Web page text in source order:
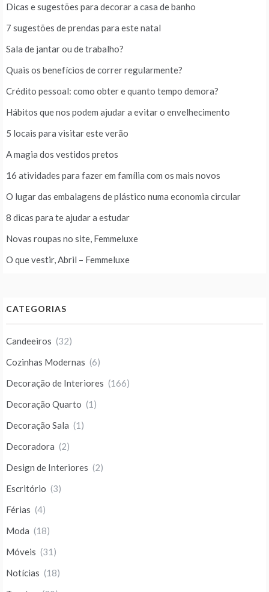
Dicas e sugestões para decorar a casa de banho
7 sugestões de prendas para este natal
Sala de jantar ou de trabalho?
Quais os benefícios de correr regularmente?
Crédito pessoal: como obter e quanto tempo demora?
Hábitos que nos podem ajudar a evitar o envelhecimento
5 locais para visitar este verão
A magia dos vestidos pretos
16 atividades para fazer em família com os mais novos
O lugar das embalagens de plástico numa economia circular
8 dicas para te ajudar a estudar
Novas roupas no site, Femmeluxe
O que vestir, Abril – Femmeluxe
CATEGORIAS
Candeeiros (32)
Cozinhas Modernas (6)
Decoração de Interiores (166)
Decoração Quarto (1)
Decoração Sala (1)
Decoradora (2)
Design de Interiores (2)
Escritório (3)
Férias (4)
Moda (18)
Móveis (31)
Notícias (18)